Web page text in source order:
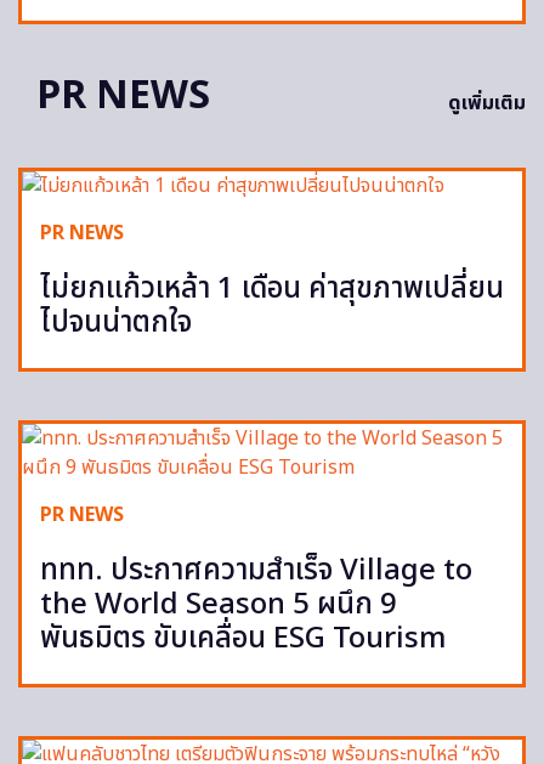
PR NEWS ดูเพิ่มเติม
PR NEWS
ไม่ยกแก้วเหล้า 1 เดือน ค่าสุขภาพเปลี่ยน
ไปจนน่าตกใจ
PR NEWS
ททท. ประกาศความสำเร็จ Village to
the World Season 5 ผนึก 9
พันธมิตร ขับเคลื่อน ESG Tourism